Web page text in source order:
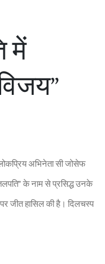
में
अभिनेता सी जोसेफ
के नाम से प्रसिद्ध उनके
जीत हासिल की है। दिलचस्‍प